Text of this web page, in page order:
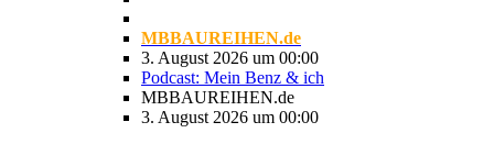
MBBAUREIHEN.de
3. August 2026 um 00:00
Podcast: Mein Benz & ich
MBBAUREIHEN.de
3. August 2026 um 00:00